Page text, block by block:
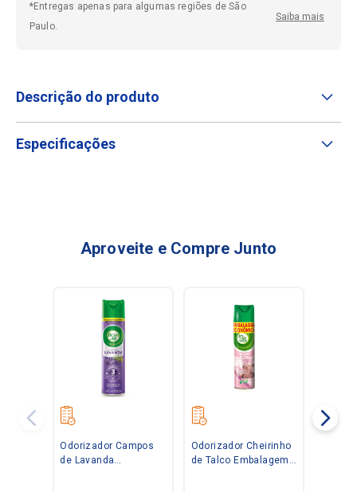
*Entregas apenas para algumas regiões de São
Paulo.
Saiba mais
Descrição do produto
Especificações
Aproveite e Compre Junto
Odorizador Campos
de Lavanda
Odorizador Cheirinho
de Talco Embalagem